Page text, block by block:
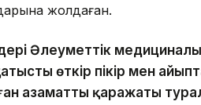
жолдаған.
Әлеуметтік
өткір пікір мен
азаматтың қаражаты